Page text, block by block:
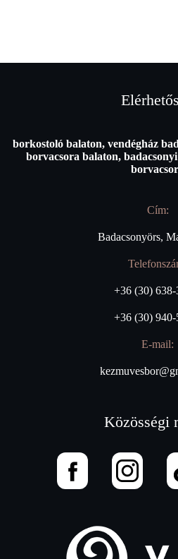
borkostoló balaton, vendégház
borvacsora balaton,
Cím:
Badacsonyörs,
+36 (30) 638-
+36 (30) 940-
E-mail:
Közösségi